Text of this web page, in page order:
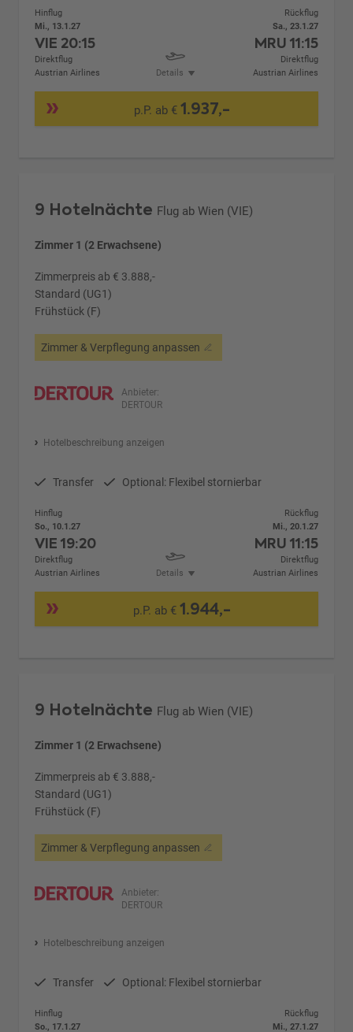
Hinflug
Mi., 13.1.27
VIE 20:15
Direktflug
Austrian Airlines
Details
Rückflug
Sa., 23.1.27
MRU 11:15
Direktflug
Austrian Airlines
p.P. ab €1.937,-
9 Hotelnächte Flug ab Wien (VIE)
Zimmer 1 (2 Erwachsene)
Zimmerpreis ab € 3.888,-
Standard (UG1)
Frühstück (F)
Zimmer & Verpflegung anpassen
Anbieter:
DERTOUR
Hotelbeschreibung anzeigen
Transfer Optional: Flexibel stornierbar
Hinflug
So., 10.1.27
VIE19:20
Direktflug
Austrian Airlines
Details
Rückflug
Mi., 20.1.27
MRU 11:15
Direktflug
Austrian Airlines
p.P. ab €1.944,-
9 Hotelnächte Flug ab Wien (VIE)
Zimmer 1 (2 Erwachsene)
Zimmerpreis ab € 3.888,-
Standard (UG1)
Frühstück (F)
Zimmer & Verpflegung anpassen
Anbieter:
DERTOUR
Hotelbeschreibung anzeigen
Transfer Optional: Flexibel stornierbar
Hinflug
So., 17.1.27
Rückflug
Mi., 27.1.27